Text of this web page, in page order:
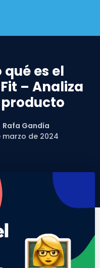
es el
– Analiza
Rafa Gandía
de 2024